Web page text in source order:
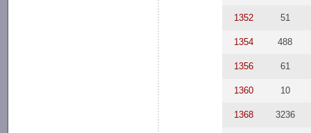
1352 51
1354 488
1356 61
1360 10
1368 3236